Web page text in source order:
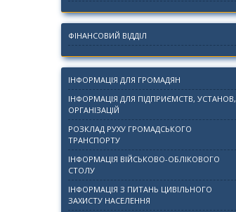
ФІНАНСОВИЙ ВІДДІЛ
ІНФОРМАЦІЯ ДЛЯ ГРОМАДЯН
ІНФОРМАЦІЯ ДЛЯ ПІДПРИЄМСТВ, УСТАНОВ,
ОРГАНІЗАЦІЙ
РОЗКЛАД РУХУ ГРОМАДСЬКОГО
ТРАНСПОРТУ
ІНФОРМАЦІЯ ВІЙСЬКОВО-ОБЛІКОВОГО
СТОЛУ
ІНФОРМАЦІЯ З ПИТАНЬ ЦИВІЛЬНОГО
ЗАХИСТУ НАСЕЛЕННЯ